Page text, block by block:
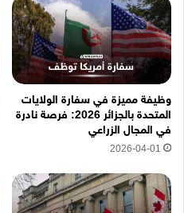
ت
و
ن
ي
ن
ا
وظيفة مميزة في سفارة الولايات
المتحدة بالجزائر 2026: فرصة نادرة
في المجال الزراعي
2026-04-01